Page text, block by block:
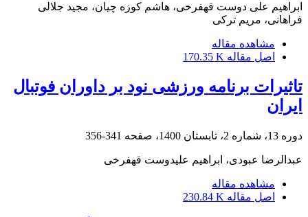
ابراهیم علی دوست قهفرخی، هاشم کوزه چیان، مجید جلالی
فراهانی، مریم ترکی
مشاهده مقاله
اصل مقاله 170.35 K
تاثیرات برنامه ورزشی نود بر داوران فوتبال
ایران
دوره 13، شماره 2، تابستان 1400، صفحه 341-356
عبدالرضا عبودی، ابراهیم علیدوست قهفرخی
مشاهده مقاله
اصل مقاله 230.84 K